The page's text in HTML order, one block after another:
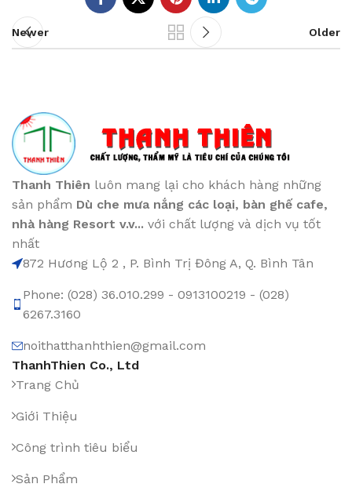
Newer Older
Thanh Thiên luôn mang lại cho khách hàng những
sản phẩm Dù che mưa nắng các loại, bàn ghế cafe,
nhà hàng Resort v.v... với chất lượng và dịch vụ tốt
nhất
872 Hương Lộ 2 , P. Bình Trị Đông A, Q. Bình Tân
Phone: (028) 36.010.299 - 0913100219 - (028)
6267.3160
noithatthanhthien@gmail.com
ThanhThien Co., Ltd
Trang Chủ
Giới Thiệu
Công trình tiêu biểu
Sản Phẩm